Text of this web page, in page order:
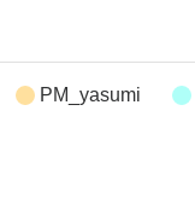
PM_yasumi